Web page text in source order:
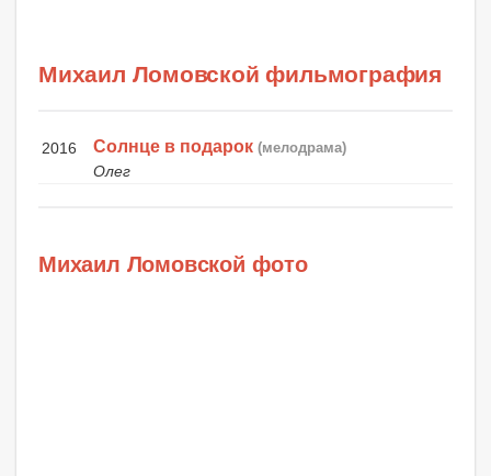
Михаил Ломовской фильмография
2016 Солнце в подарок (мелодрама)
Олег
Михаил Ломовской фото